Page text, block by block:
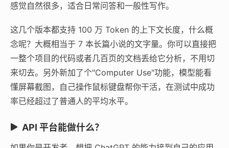
感觉自然很多，适合日常问答和一般性写作。
这几个版本都支持 100 万 Token 的上下文长度，什么概
念呢？大概相当于 7 本长篇小说的文字量。你可以直接把
一整个项目的代码或者几百页的文档丢给它分析，不用切
来切去。另外新加了个"Computer Use"功能，模型能看
懂屏幕截图，自己操作鼠标键盘帮你干活，在测试中成功
率已经超过了普通人的平均水平。
API 平台能做什么？